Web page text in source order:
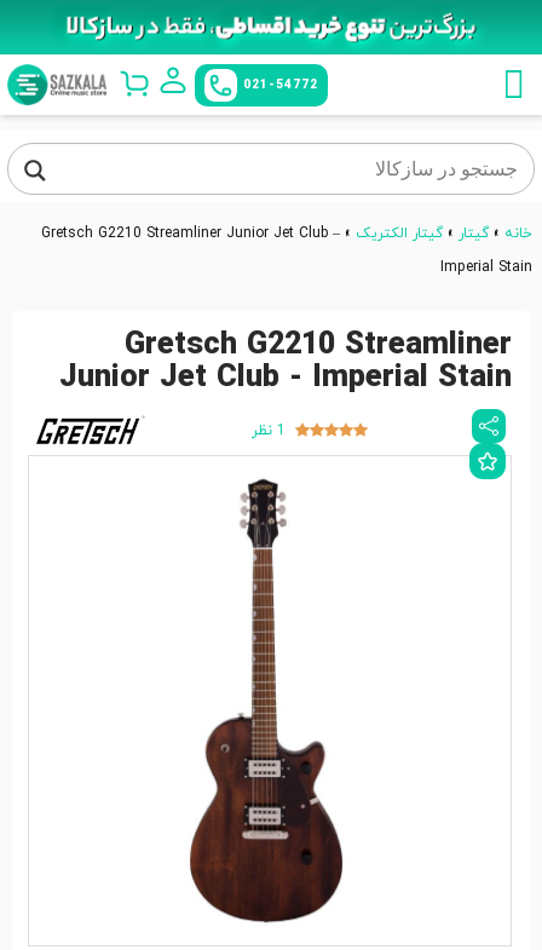
021-54772
خانه »گیتار »گیتار الکتریک »
Gretsch G2210 Streamliner Junior Jet Club –
Imperial Stain
Gretsch G2210 Streamliner
Junior Jet Club - Imperial Stain
1 نظر